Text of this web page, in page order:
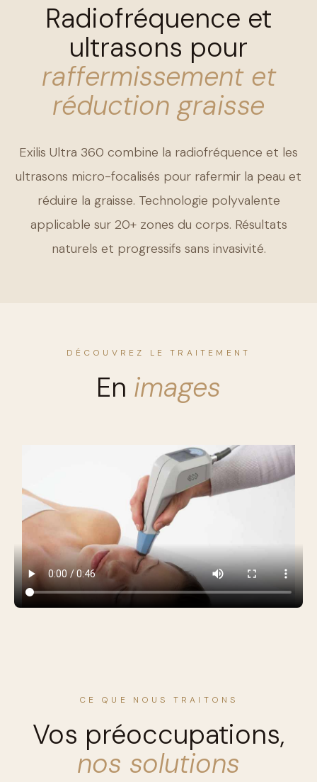
Radiofréquence et
ultrasons pour
raffermissement et
réduction graisse
Exilis Ultra 360 combine la radiofréquence et les
ultrasons micro-focalisés pour rafermir la peau et
réduire la graisse. Technologie polyvalente
applicable sur 20+ zones du corps. Résultats
naturels et progressifs sans invasivité.
DÉCOUVREZ LE TRAITEMENT
En images
CE QUE NOUS TRAITONS
Vos préoccupations,
nos solutions